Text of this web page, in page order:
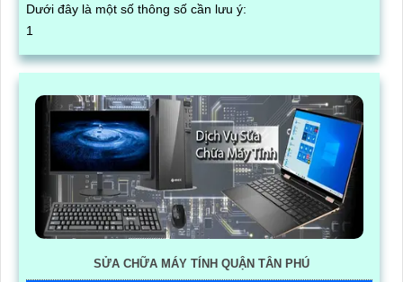
Dưới đây là một số thông số cần lưu ý:
1
SỬA CHỮA MÁY TÍNH QUẬN TÂN PHÚ